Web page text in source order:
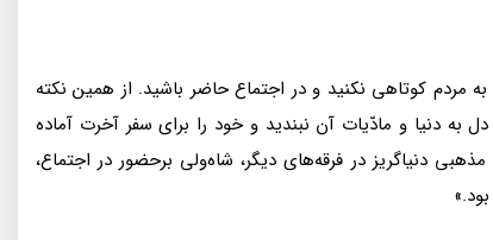
كوتاهى نكنيد و در اجتماع حاضر باشيد. از همين نكته
دنيا و مادّيات آن نبنديد و خود را براى سفر آخرت آماده
دنياگريز در فرقه‌هاى ديگر، شاه‌ولى برحضور در اجتماع،